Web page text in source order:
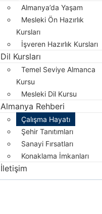
Almanya’da Yaşam
Mesleki Ön Hazırlık
Kursları
İşveren Hazırlık Kursları
Dil Kursları
Temel Seviye Almanca
Kursu
Mesleki Dil Kursu
Almanya Rehberi
Çalışma Hayatı
Şehir Tanıtımları
Sanayi Fırsatları
Konaklama İmkanları
İletişim